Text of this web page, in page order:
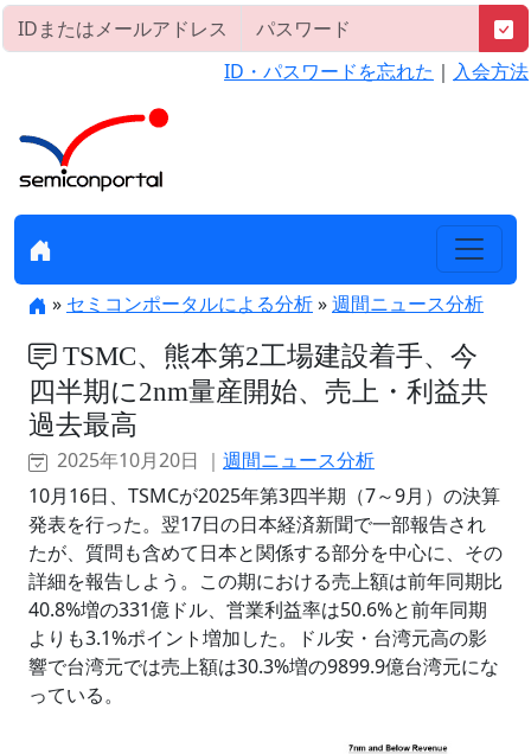
ID・パスワードを忘れた ｜ 入会方法
» セミコンポータルによる分析»週間ニュース分析
TSMC、熊本第2工場建設着手、今
四半期に2nm量産開始、売上・利益共
過去最高
2025年10月20日 ｜ 週間ニュース分析
10月16日、TSMCが2025年第3四半期（7～9月）の決算
発表を行った。翌17日の日本経済新聞で一部報告され
たが、質問も含めて日本と関係する部分を中心に、その
詳細を報告しよう。この期における売上額は前年同期比
40.8%増の331億ドル、営業利益率は50.6%と前年同期
よりも3.1%ポイント増加した。ドル安・台湾元高の影
響で台湾元では売上額は30.3%増の9899.9億台湾元にな
っている。